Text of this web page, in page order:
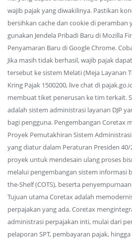
wajib pajak yang diwakilinya. Pastikan
bersihkan cache dan cookie di peramban
gunakan Jendela Pribadi Baru di Mozilla
Penyamaran Baru di Google Chrome.
Jika masih tidak berhasil, wajib pajak
tersebut ke sistem Melati (Meja Layanan
Kring Pajak 1500200, live chat di
membuat tiket penerusan ke tim terkait.
adalah sistem administrasi layanan DJP
bagi pengguna. Pengembangan Coretax
Proyek Pemutakhiran Sistem
yang diatur dalam Peraturan Presiden 40/
proyek untuk mendesain ulang proses
melalui pengembangan sistem informasi
the-Shelf (COTS), beserta
Tujuan utama Coretax adalah
perpajakan yang ada. Coretax
administrasi perpajakan inti, mulai dari
pelaporan SPT, pembayaran pajak,